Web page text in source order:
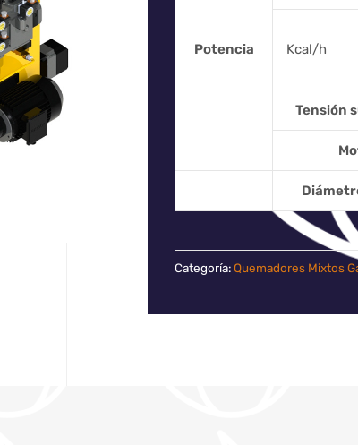
Potencia Kcal/h
Tensión
Categoría:Quemadores Mixtos